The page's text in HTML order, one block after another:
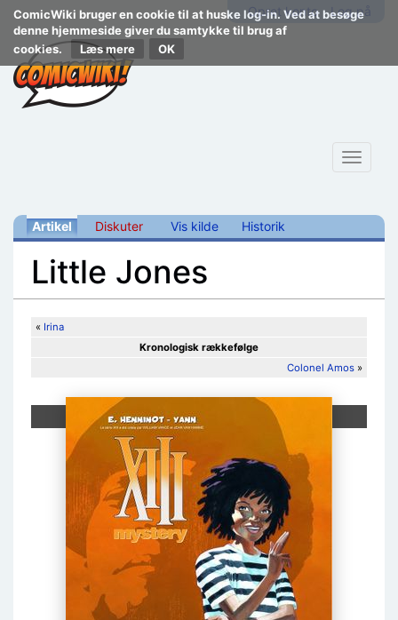
ComicWiki bruger en cookie til at huske log-in. Ved at besøge
denne hjemmeside giver du samtykke til brug af
cookies.
Læs mere
Opret konto Log på
Toggle
Artikel Diskuter Vis kilde Historik
Little Jones
« Irina
Kronologisk rækkefølge
Colonel Amos »